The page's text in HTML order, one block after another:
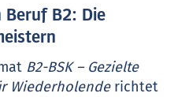
Beruf B2: Die
B2-BSK – Gezielte
Wiederholenderichtet